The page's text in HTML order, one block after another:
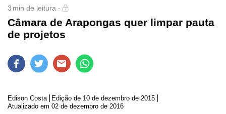
3 min de leitura -
Câmara de Arapongas quer limpar pauta
de projetos
Edison Costa Edição de 10 de dezembro de 2015
Atualizado em 02 de dezembro de 2016